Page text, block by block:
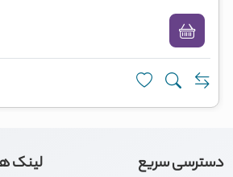
دسترسی سریع لینک